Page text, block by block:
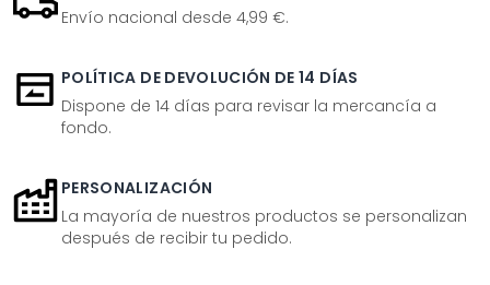
Envío nacional desde 4,99 €.
POLÍTICA DE DEVOLUCIÓN DE 14 DÍAS
Dispone de 14 días para revisar la mercancía a
fondo.
PERSONALIZACIÓN
La mayoría de nuestros productos se personalizan
después de recibir tu pedido.